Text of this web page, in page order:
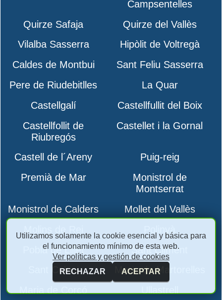
Campsentelles
Quirze Safaja
Quirze del Vallès
Vilalba Sasserra
Hipòlit de Voltregà
Caldes de Montbui
Sant Feliu Sasserra
Pere de Riudebitlles
La Quar
Castellgalí
Castellfullit del Boix
Castellfollit de
Riubregós
Castellet i la Gornal
Castell de l´Areny
Puig-reig
Premià de Mar
Monistrol de
Montserrat
Monistrol de Calders
Mollet del Vallès
Polinyà
Pobla de Lillet
Sant Climent
Sant Celoni
Maria de Martorelles
Utilizamos solamente la cookie esencial y básica para
el funcionamiento mínimo de esta web.
Ver políticas y gestión de cookies
RECHAZAR
ACEPTAR